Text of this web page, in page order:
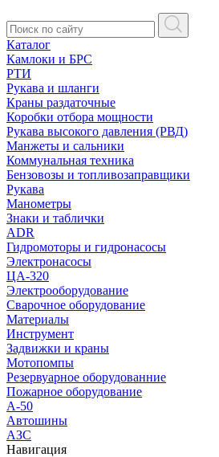
Каталог
Камлоки и БРС
РТИ
Рукава и шланги
Краны раздаточные
Коробки отбора мощности
Рукава высокого давления (РВД)
Манжеты и сальники
Коммунальная техника
Бензовозы и топливозаправщики
Рукава
Манометры
Знаки и таблички
ADR
Гидромоторы и гидронасосы
Электронасосы
ЦА-320
Электрооборудование
Сварочное оборудование
Материалы
Инструмент
Задвижки и краны
Мотопомпы
Резервуарное оборудованние
Пожарное оборудование
А-50
Автошины
АЗС
Навигация